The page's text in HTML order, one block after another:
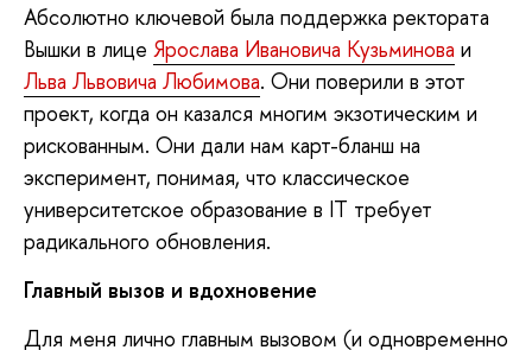
Абсолютно ключевой была поддержка ректората
Вышки в лице Ярослава Ивановича Кузьминова и
Льва Львовича Любимова. Они поверили в этот
проект, когда он казался многим экзотическим и
рискованным. Они дали нам карт-бланш на
эксперимент, понимая, что классическое
университетское образование в IT требует
радикального обновления.
Главный вызов и вдохновение
Для меня лично главным вызовом (и одновременно